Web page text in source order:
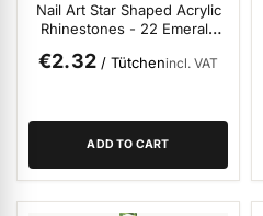
Nail Art Star Shaped Acrylic
Rhinestones - 22 Emerald
€2.32/ Tütchenincl. VAT
ADD TO CART